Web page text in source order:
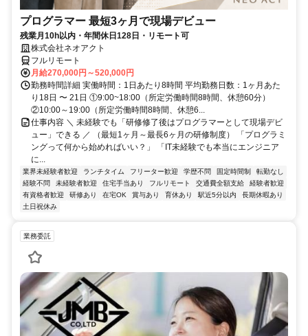
プログラマー 最短3ヶ月で現場デビュー
残業月10h以内・年間休日128日・リモート可
株式会社ネオアクト
フルリモート
月給270,000円～520,000円
勤務時間詳細 実働時間：1日あたり8時間 平均勤務日数：1ヶ月あた
り18日 〜 21日 ①9:00~18:00（所定労働時間8時間、休憩60分）
②10:00～19:00（所定労働時間8時間、休憩6...
仕事内容 ＼ 未経験でも「研修修了後はプログラマーとして現場デビ
ュー」できる ／ （最短1ヶ月～最長6ヶ月の研修制度） 「プログラミ
ングって何から始めればいい？」 「IT未経験でも本当にエンジニア
に...
業界未経験者歓迎 ランチタイム フリーター歓迎 学歴不問 固定時間制
転勤なし
経験不問
未経験者歓迎 住宅手当あり フルリモート 交通費全額支給
経験者歓迎
有資格者歓迎
研修あり 在宅OK 賞与あり 育休あり 駅近5分以内
長期休暇あり
土日祝休み
業務委託